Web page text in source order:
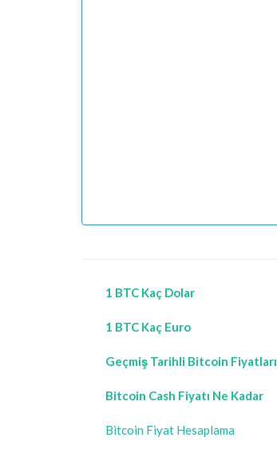
1 BTC Kaç Dolar
1 BTC Kaç Euro
Geçmiş Tarihli Bitcoin Fiyatları
Bitcoin Cash Fiyatı Ne Kadar
Bitcoin Fiyat Hesaplama